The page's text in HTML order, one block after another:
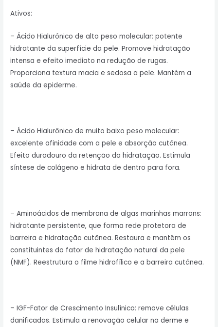
Ativos:
– Ácido Hialurônico de alto peso molecular: potente
hidratante da superfície da pele. Promove hidratação
intensa e efeito imediato na redução de rugas.
Proporciona textura macia e sedosa a pele. Mantém a
saúde da epiderme.
– Ácido Hialurônico de muito baixo peso molecular:
excelente afinidade com a pele e absorção cutânea.
Efeito duradouro da retenção da hidratação. Estimula
síntese de colágeno e hidrata de dentro para fora.
– Aminoácidos de membrana de algas marinhas marrons:
hidratante persistente, que forma rede protetora de
barreira e hidratação cutânea. Restaura e mantêm os
constituintes do fator de hidratação natural da pele
(NMF). Reestrutura o filme hidrofílico e a barreira cutânea.
– IGF-Fator de Crescimento Insulínico: remove células
danificadas. Estimula a renovação celular na derme e